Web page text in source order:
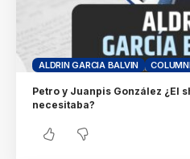
ALDRIN GARCIA BALVIN
Petro y Juanpis González ¿El
necesitaba?